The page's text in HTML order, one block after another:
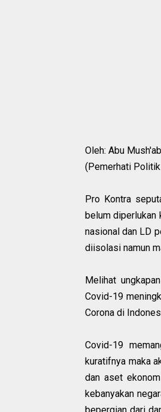
Oleh: Abu
(Pemerhati
Pro Kontra
belum diperlukan
nasional dan LD
diisolasi namun
Melihat
Covid-19
Corona di
Covid-19
kuratifnya maka
dan aset
kebanyakan